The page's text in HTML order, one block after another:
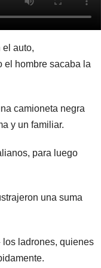
el auto,
el hombre sacaba la
camioneta negra
y un familiar.
para luego
una suma
los ladrones, quienes